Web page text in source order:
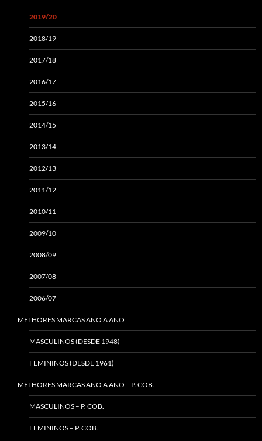
2019/20
2018/19
2017/18
2016/17
2015/16
2014/15
2013/14
2012/13
2011/12
2010/11
2009/10
2008/09
2007/08
2006/07
MELHORES MARCAS ANO A ANO
MASCULINOS (DESDE 1948)
FEMININOS (DESDE 1961)
MELHORES MARCAS ANO A ANO – P. COB.
MASCULINOS – P. COB.
FEMININOS – P. COB.